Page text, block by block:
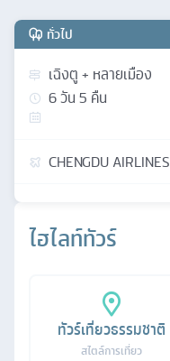
ไฮไลท์ทัวร์
ทัวร์เที่ยวธรรมชาติ
สไตล์การเที่ยว
ทั่วไป
เฉิงตู + หลายเมือง
6วัน5 คืน
CHENGDU AIRLINES